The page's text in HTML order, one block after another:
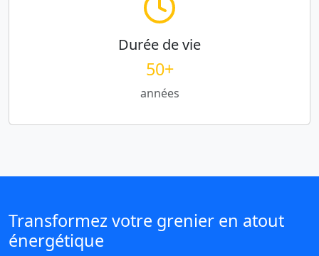
Durée de vie
50+
années
Transformez votre grenier en atout
énergétique